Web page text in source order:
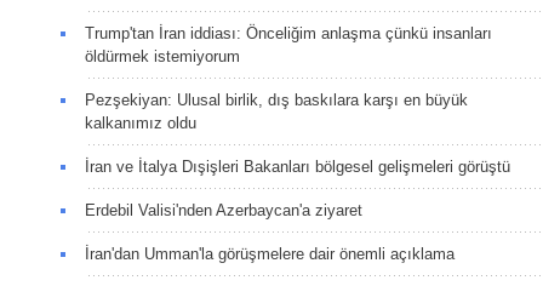
Trump'tan İran iddiası: Önceliğim anlaşma çünkü insanları
öldürmek istemiyorum
Pezşekiyan: Ulusal birlik, dış baskılara karşı en büyük
kalkanımız oldu
İran ve İtalya Dışişleri Bakanları bölgesel gelişmeleri görüştü
Erdebil Valisi'nden Azerbaycan'a ziyaret
İran'dan Umman'la görüşmelere dair önemli açıklama